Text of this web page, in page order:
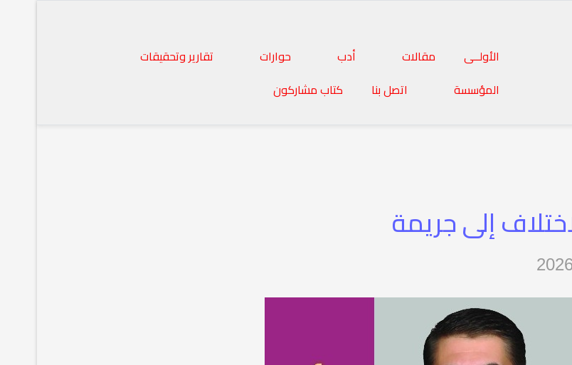
الأولــى مقالات أدب حوارات
تقارير وتحقيقات
المؤسسة
اتصل بنا كتاب مشاركون
إلى جريمة